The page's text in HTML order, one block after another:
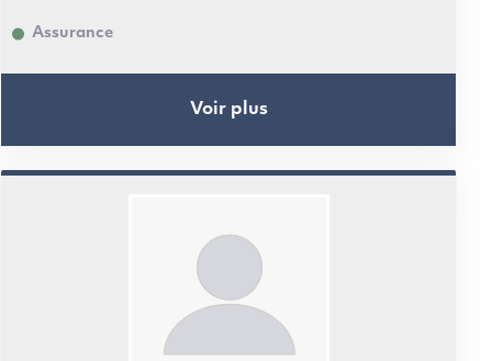
Assurance
Voir plus